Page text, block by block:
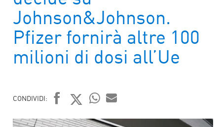
Johnson&Johnson.
Pfizer fornirà altre 100
milioni di dosi all’Ue
CONDIVIDI:
FACEBOOK
TWITTER
WHATSAPP
MAIL